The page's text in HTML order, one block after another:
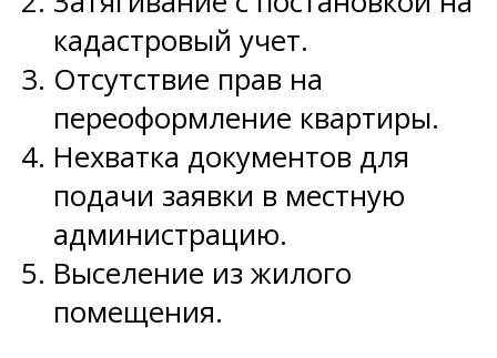
кадастровый учет.
Отсутствие прав на
переоформление квартиры.
Нехватка документов для
подачи заявки в местную
администрацию.
Выселение из жилого
помещения.